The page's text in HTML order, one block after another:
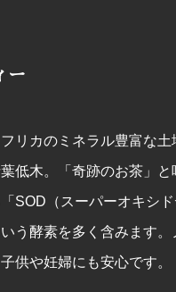
ー
リカのミネラル豊富な土
低木。「奇跡のお茶」と
SOD（スーパーオキシド
う酵素を多く含みます。
供や妊婦にも安心です。